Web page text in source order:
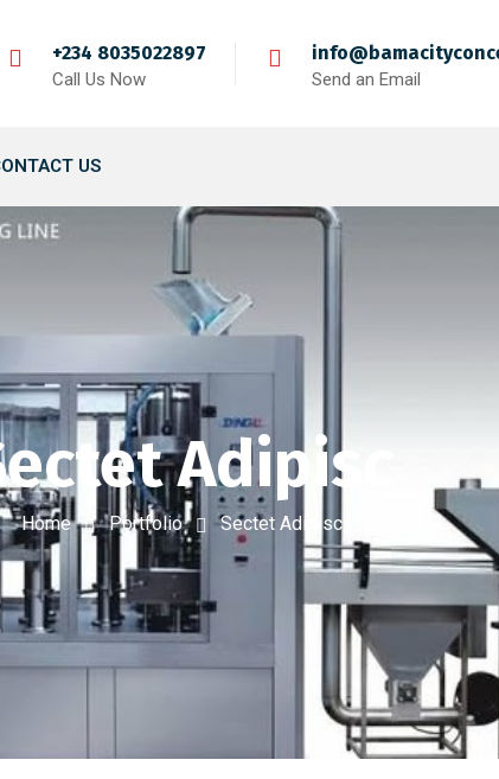
+234 8035022897
Call Us Now Send an Email
US
Adipisc
Home Portfolio Sectet Adipisc